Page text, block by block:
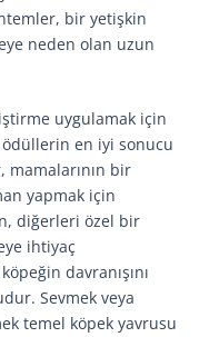
bir yetişkin
neden olan uzun
uygulamak için
en iyi sonucu
mamalarının bir
yapmak için
diğerleri özel bir
ihtiyaç
davranışını
Sevmek veya
temel köpek yavrusu